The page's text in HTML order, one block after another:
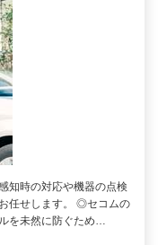
知時の対応や機器の点検
任せします。 ◎セコムの
を未然に防ぐため…